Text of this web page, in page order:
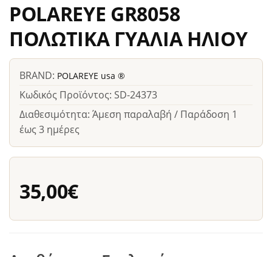
POLAREYE GR8058
ΠΟΛΩΤΙΚΑ ΓΥΑΛΙΑ ΗΛΙΟΥ
BRAND: POLAREYE usa ®
Κωδικός Προϊόντος: SD-24373
Διαθεσιμότητα: Άμεση παραλαβή / Παράδοση 1
έως 3 ημέρες
35,00€